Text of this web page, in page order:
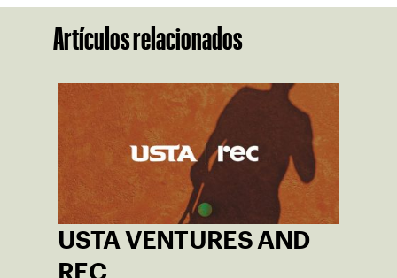
Artículos relacionados
USTA VENTURES AND
REC